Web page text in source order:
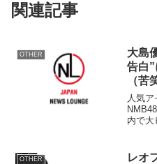
関連記事
OTHER
大島
告白
（苦
人気
内で大
の高
OTHER
レオ